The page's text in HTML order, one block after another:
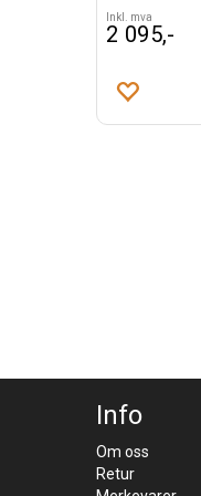
Inkl. mva
2 095,-
Info
Om oss
Retur